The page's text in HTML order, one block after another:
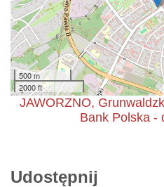
500 m
2000 ft
JAWORZNO,
Bank Polska -
Udostępnij